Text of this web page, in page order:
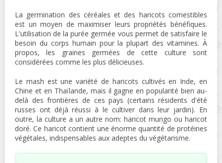
La germination des céréales et des haricots comestibles
est un moyen de maximiser leurs propriétés bénéfiques.
L'utilisation de la purée germée vous permet de satisfaire le
besoin du corps humain pour la plupart des vitamines. À
propos, les graines germées de cette culture sont
considérées comme les plus délicieuses.
Le mash est une variété de haricots cultivés en Inde, en
Chine et en Thaïlande, mais il gagne en popularité bien au-
delà des frontières de ces pays (certains résidents d'été
russes ont déjà réussi à le cultiver dans leur jardin). En
outre, la culture a un autre nom: haricot mungo ou haricot
doré. Ce haricot contient une énorme quantité de protéines
végétales, indispensables aux adeptes du végétarisme.